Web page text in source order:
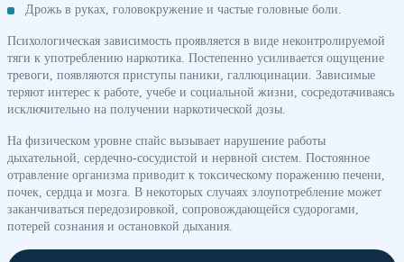
Дрожь в руках, головокружение и частые головные боли.
Психологическая зависимость проявляется в виде неконтролируемой
тяги к употреблению наркотика. Постепенно усиливается ощущение
тревоги, появляются приступы паники, галлюцинации. Зависимые
теряют интерес к работе, учебе и социальной жизни, сосредотачиваясь
исключительно на получении наркотической дозы.
На физическом уровне спайс вызывает нарушение работы
дыхательной, сердечно-сосудистой и нервной систем. Постоянное
отравление организма приводит к токсическому поражению печени,
почек, сердца и мозга. В некоторых случаях злоупотребление может
заканчиваться передозировкой, сопровождающейся судорогами,
потерей сознания и остановкой дыхания.